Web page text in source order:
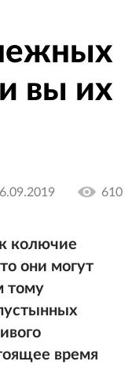
вы их
610
колючие
они могут
тому
время